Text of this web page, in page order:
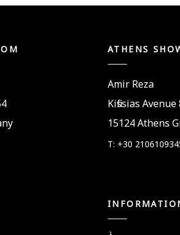
ATHENS
Amir Reza
Kifissias Avenue
15124 Athens
T: +30